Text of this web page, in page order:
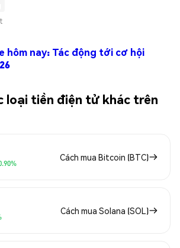
hôm nay: Tác động tới cơ hội
loại tiền điện tử khác trên
Cách mua Bitcoin (BTC)
Cách mua Solana (SOL)